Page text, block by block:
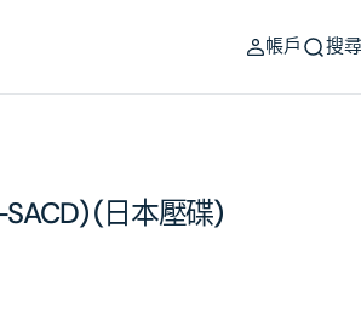
帳戶 搜尋
(日本壓碟)